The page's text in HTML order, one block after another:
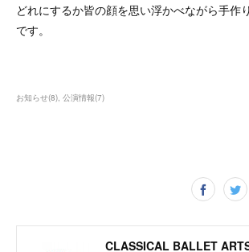
どれにするか皆の顔を思い浮かべながら手作
です。
お知らせ(8) 公演情報(7)
CLASSICAL BALLET